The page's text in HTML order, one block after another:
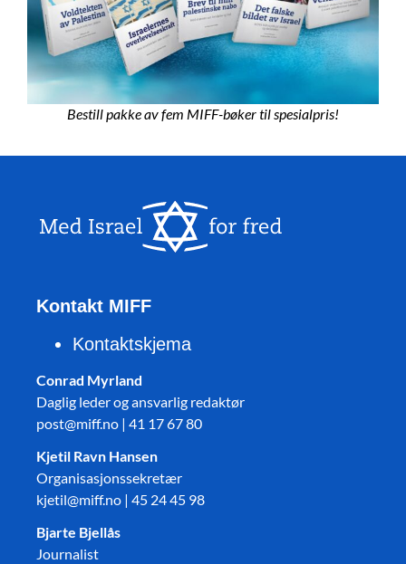
Bestill pakke av fem MIFF-bøker til spesialpris!
Kontakt MIFF
Kontaktskjema
Conrad Myrland
Daglig leder og ansvarlig redaktør
post@miff.no | 41 17 67 80
Kjetil Ravn Hansen
Organisasjonssekretær
kjetil@miff.no | 45 24 45 98
Bjarte Bjellås
Journalist